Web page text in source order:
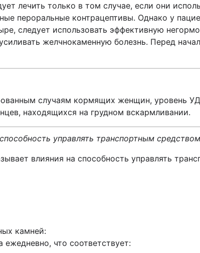
лечить только в том случае, если они
пероральные контрацептивы. Однако у
следует использовать эффективную
желчнокаменную болезнь. Перед
случаям кормящих женщин, уровень
находящихся на грудном вскармливании.
управлять транспортным
влияния на способность управлять
камней:
что соответствует: